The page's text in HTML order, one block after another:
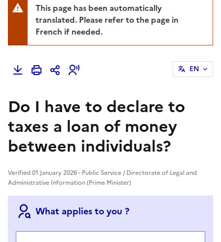
This page has been automatically
translated. Please refer to the page in
French if needed.
EN
Do I have to declare to
taxes a loan of money
between individuals?
Verified 01 January 2026 - Public Service / Directorate of Legal and
Administrative Information (Prime Minister)
What applies to you ?